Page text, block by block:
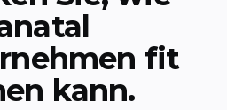
fit
kann.